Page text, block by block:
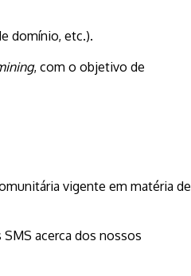
domínio, etc.).
, com o objetivo de
vigente em matéria de
acerca dos nossos